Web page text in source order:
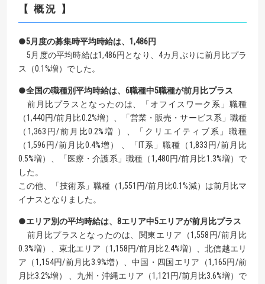
【 概況 】
●5月度の募集時平均時給は、1,486円
5月度の平均時給は1,486円となり、4カ月ぶりに前月比プラ
ス（0.1%増）でした。
●全国の職種別平均時給は、6職種中5職種が前月比プラス
前月比プラスとなったのは、「オフイスワーク系」職種
（1,440円/前月比0.2%増）、「営業・販売・サービス系」職種
（1,363円/前月比0.2%増 ）、「クリエイティブ系」職種
（1,596円/前月比0.4%増） 、「IT系」職種（1,833円/前月比
0.5%増）、「医療・介護系」職種（1,480円/前月比1.3%増）で
した。
この他、「技術系」職種（1,551円/前月比0.1%減）は前月比マ
イナスとなりました。
●エリア別の平均時給は、8エリア中5エリアが前月比プラス
前月比プラスとなったのは、関東エリア（1,558円/前月比
0.3%増）、東北エリア（1,158円/前月比2.4%増）、北信越エリ
ア（1,154円/前月比3.9%増）、中国・四国エリア（1,165円/前
月比3.2%増） 、九州・沖縄エリア（1,121円/前月比3.6%増）で